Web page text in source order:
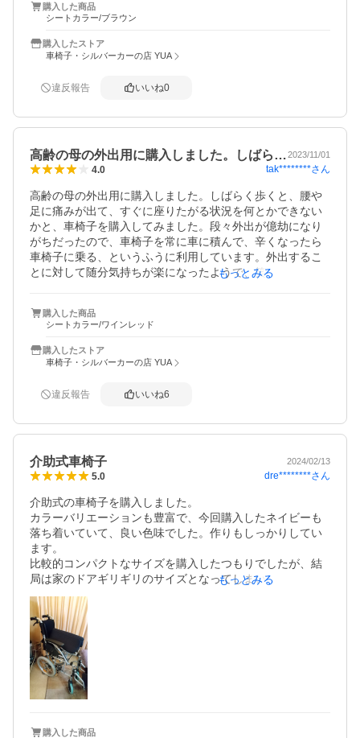
行けます！デイズには乗らないかなー汗フィットには乗る
かなー◎
購入した商品
シートカラー/ブラウン
購入したストア
車椅子・シルバーカーの店 YUA
違反報告 いいね0
高齢の母の外出用に購入しました。しばら…2023/11/01
4.0 tak********さん
高齢の母の外出用に購入しました。しばらく歩くと、腰や
足に痛みが出て、すぐに座りたがる状況を何とかできない
かと、車椅子を購入してみました。段々外出が億劫になり
がちだったので、車椅子を常に車に積んで、辛くなったら
車椅子に乗る、というふうに利用しています。外出するこ
とに対して随分気持ちが楽になったようで、笑顔が見れた
力がいるので、星4つにしました。
もっとみる
購入した商品
シートカラー/ワインレッド
購入したストア
車椅子・シルバーカーの店 YUA
違反報告 いいね6
介助式車椅子 2024/02/13
5.0 dre********さん
介助式の車椅子を購入しました。
カラーバリエーションも豊富で、今回購入したネイビーも
落ち着いていて、良い色味でした。作りもしっかりしてい
ます。
比較的コンパクトなサイズを購入したつもりでしたが、結
局は家のドアギリギリのサイズとなってしまい、事前に測
ってはいたものの、思ったていたよりボリューム感があり
ました。（車輪部分が突出している為。）
これから購入を考えておられる方は、余裕を持ったサイズ
感で見積もると良いかと思われます。
もっとみる
購入した商品